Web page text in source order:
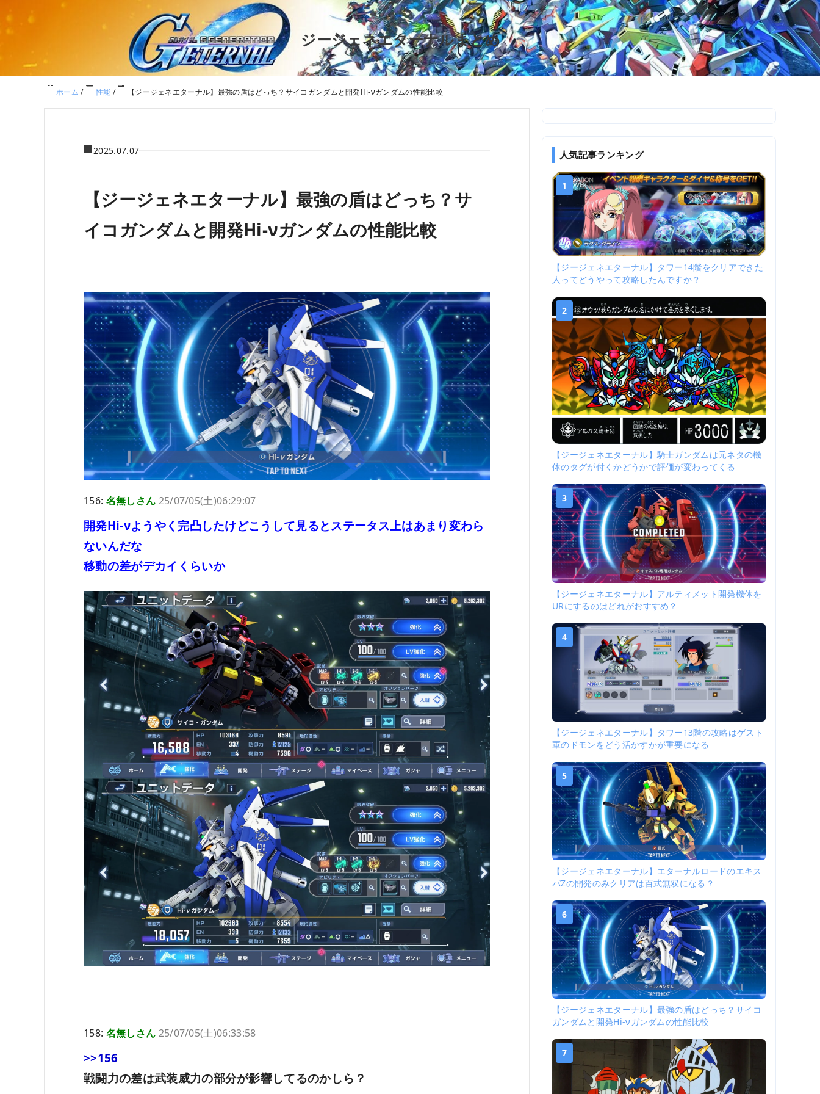
ジージェネエターナルまとめ
ホーム / 性能 / 【ジージェネエターナル】最強の盾はどっち？サイコガンダムと開発Hi-νガンダムの性能比較
2025.07.07
【ジージェネエターナル】最強の盾はどっち？サ
イコガンダムと開発Hi-νガンダムの性能比較
156: 名無しさん 25/07/05(土)06:29:07
開発Hi-νようやく完凸したけどこうして見るとステータス上はあまり変わら
ないんだな
移動の差がデカイくらいか
158: 名無しさん 25/07/05(土)06:33:58
>>156
戦闘力の差は武装威力の部分が影響してるのかしら？
人気記事ランキング
1
【ジージェネエターナル】タワー14階をクリアできた
人ってどうやって攻略したんですか？
2
【ジージェネエターナル】騎士ガンダムは元ネタの機
体のタグが付くかどうかで評価が変わってくる
3
【ジージェネエターナル】アルティメット開発機体を
URにするのはどれがおすすめ？
4
【ジージェネエターナル】タワー13階の攻略はゲスト
軍のドモンをどう活かすかが重要になる
5
【ジージェネエターナル】エターナルロードのエキス
パZの開発のみクリアは百式無双になる？
6
【ジージェネエターナル】最強の盾はどっち？サイコ
ガンダムと開発Hi-νガンダムの性能比較
7